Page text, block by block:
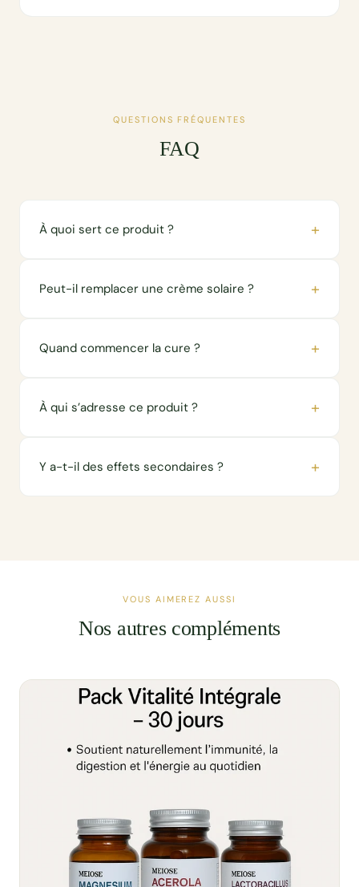
QUESTIONS FRÉQUENTES
FAQ
À quoi sert ce produit ? +
Peut-il remplacer une crème solaire ? +
Quand commencer la cure ? +
À qui s’adresse ce produit ? +
Y a-t-il des effets secondaires ? +
VOUS AIMEREZ AUSSI
Nos autres compléments